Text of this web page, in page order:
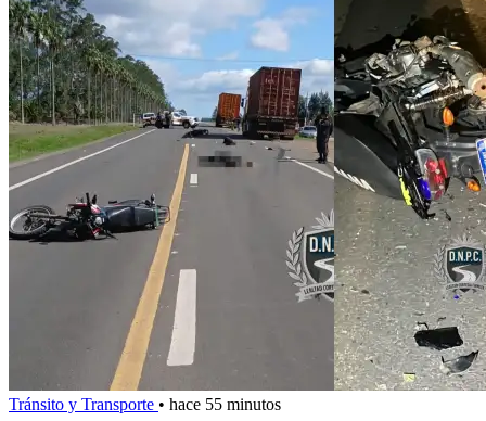
Tránsito y Transporte • hace 55 minutos